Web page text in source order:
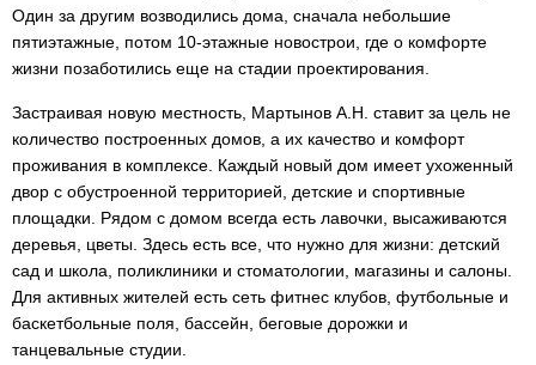
Один за другим возводились дома, сначала небольшие
пятиэтажные, потом 10-этажные новострои, где о комфорте
жизни позаботились еще на стадии проектирования.
Застраивая новую местность, Мартынов А.Н. ставит за цель не
количество построенных домов, а их качество и комфорт
проживания в комплексе. Каждый новый дом имеет ухоженный
двор с обустроенной территорией, детские и спортивные
площадки. Рядом с домом всегда есть лавочки, высаживаются
деревья, цветы. Здесь есть все, что нужно для жизни: детский
сад и школа, поликлиники и стоматологии, магазины и салоны.
Для активных жителей есть сеть фитнес клубов, футбольные и
баскетбольные поля, бассейн, беговые дорожки и
танцевальные студии.